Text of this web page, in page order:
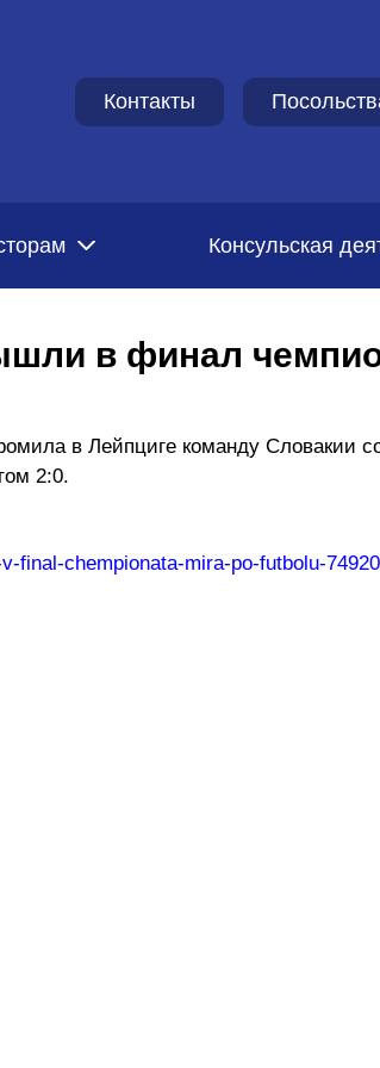
Контакты
Консульская
в финал
в Лейпциге команду Словакии
2:0.
final-chempionata-mira-po-futbolu-